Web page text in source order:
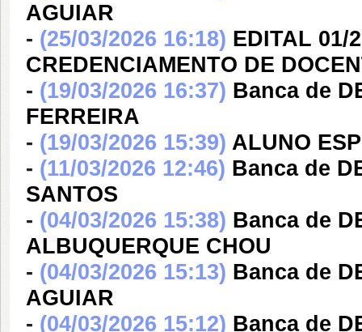
AGUIAR
- (25/03/2026 16:18) EDITAL 01/
CREDENCIAMENTO DE
- (19/03/2026 16:37) Banca de
FERREIRA
- (19/03/2026 15:39) ALUNO
- (11/03/2026 12:46) Banca de
SANTOS
- (04/03/2026 15:38) Banca de
ALBUQUERQUE CHOU
- (04/03/2026 15:13) Banca de
AGUIAR
- (04/03/2026 15:12) Banca de